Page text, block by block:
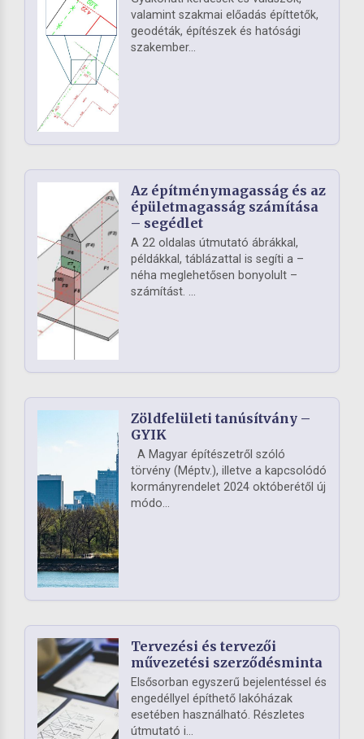
valamint szakmai előadás építtetők,
geodéták, építészek és hatósági
szakember...
Az építménymagasság és az
épületmagasság számítása
– segédlet
A 22 oldalas útmutató ábrákkal,
példákkal, táblázattal is segíti a –
néha meglehetősen bonyolult –
számítást. ...
Zöldfelületi tanúsítvány –
GYIK
A Magyar építészetről szóló
törvény (Méptv.), illetve a kapcsolódó
kormányrendelet 2024 októberétől új
módo...
Tervezési és tervezői
művezetési szerződésminta
Elsősorban egyszerű bejelentéssel és
engedéllyel építhető lakóházak
esetében használható. Részletes
útmutató i...